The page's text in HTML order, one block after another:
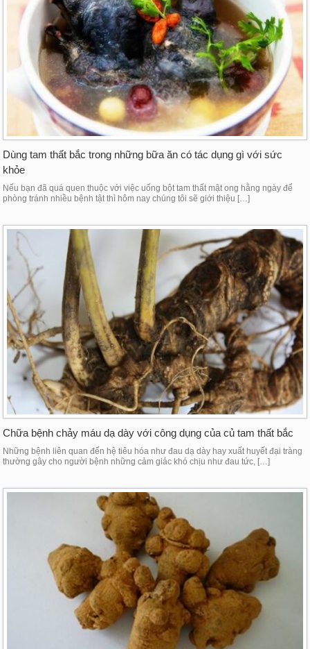
Dùng tam thất bắc trong những bữa ăn có tác dụng gì với sức
khỏe
Nếu bạn đã quá quen thuộc với việc uống bột tam thất mật ong hằng ngày để
phòng tránh nhiều bệnh tật thì hôm nay chúng tôi sẽ giới thiệu […]
Chữa bệnh chảy máu dạ dày với công dụng của củ tam thất bắc
Những bệnh liên quan đến hệ tiêu hóa như đau dạ dày hay xuất huyết đại tràng
thường gây cho người bệnh những cảm giác khó chịu như đau tức, […]